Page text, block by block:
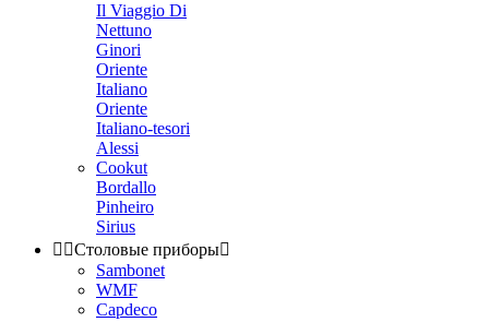
Il Viaggio Di
Nettuno
Ginori
Oriente
Italiano
Oriente
Italiano-tesori
Alessi
Cookut
Bordallo
Pinheiro
Sirius
 Столовые приборы
Sambonet
WMF
Capdeco